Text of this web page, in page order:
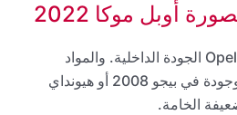
أوبل موكا 2022
لم تعجبني 2022 Opel Mokka الجودة الداخلية. والمواد
الإسفنجية أقل من تلك الموجودة في بيجو 2008 أو هيونداي
الخامة.